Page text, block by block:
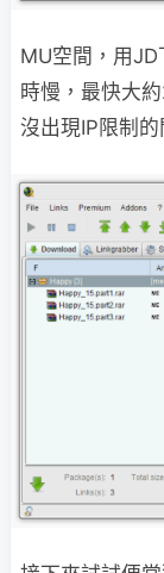
MU空間，用
時慢，最快大
沒出現IP限制的